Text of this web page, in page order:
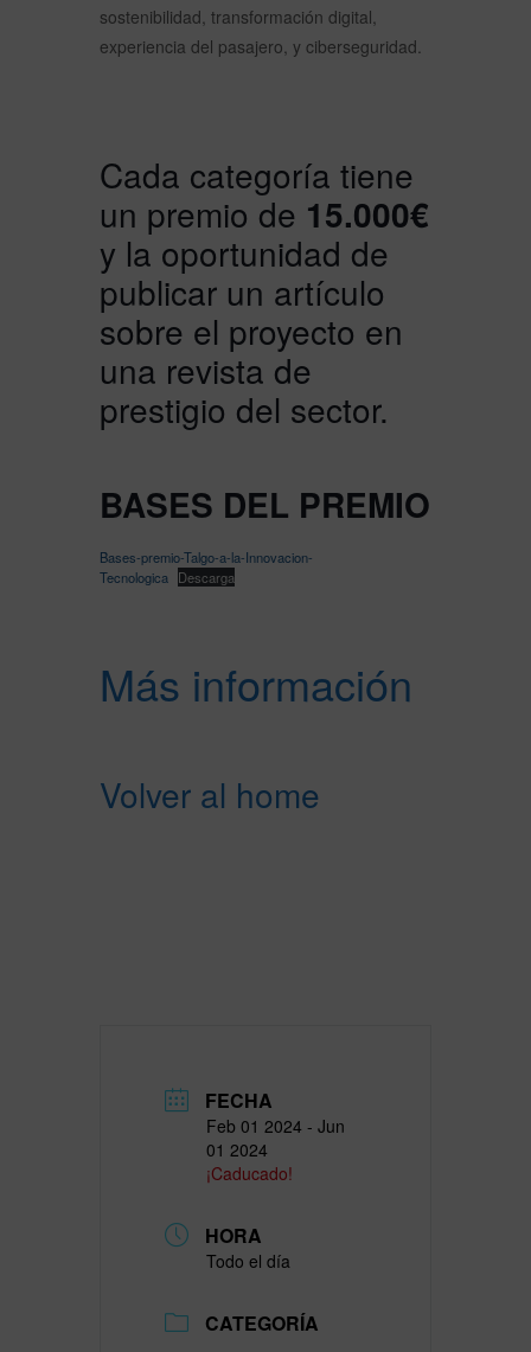
sostenibilidad, transformación digital,
experiencia del pasajero, y ciberseguridad.
Cada categoría tiene
un premio de 15.000€
y la oportunidad de
publicar un artículo
sobre el proyecto en
una revista de
prestigio del sector.
BASES DEL PREMIO
Bases-premio-Talgo-a-la-Innovacion-
Tecnologica
Descarga
Más información
Volver al home
FECHA
Feb 01 2024 - Jun
01 2024
¡Caducado!
HORA
Todo el día
CATEGORÍA